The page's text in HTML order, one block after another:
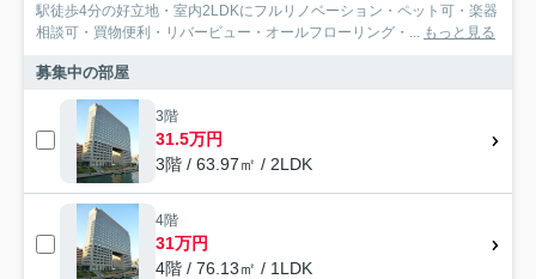
駅徒歩4分の好立地・室内2LDKにフルリノベーション・ペット可・楽器
相談可・買物便利・リバービュー・オールフローリング・...
もっと見る
募集中の部屋
3階
31.5万円
3階 / 63.97㎡ / 2LDK
4階
31万円
4階 / 76.13㎡ / 1LDK